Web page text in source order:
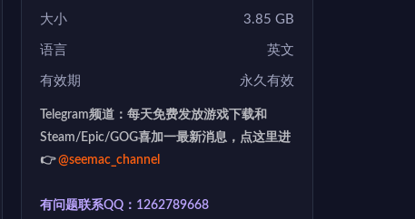
大小 3.85 GB
语言 英文
有效期 永久有效
Telegram频道：每天免费发放游戏下载和
Steam/Epic/GOG喜加一最新消息，点这里进
👉@seemac_channel
有问题联系QQ：1262789668